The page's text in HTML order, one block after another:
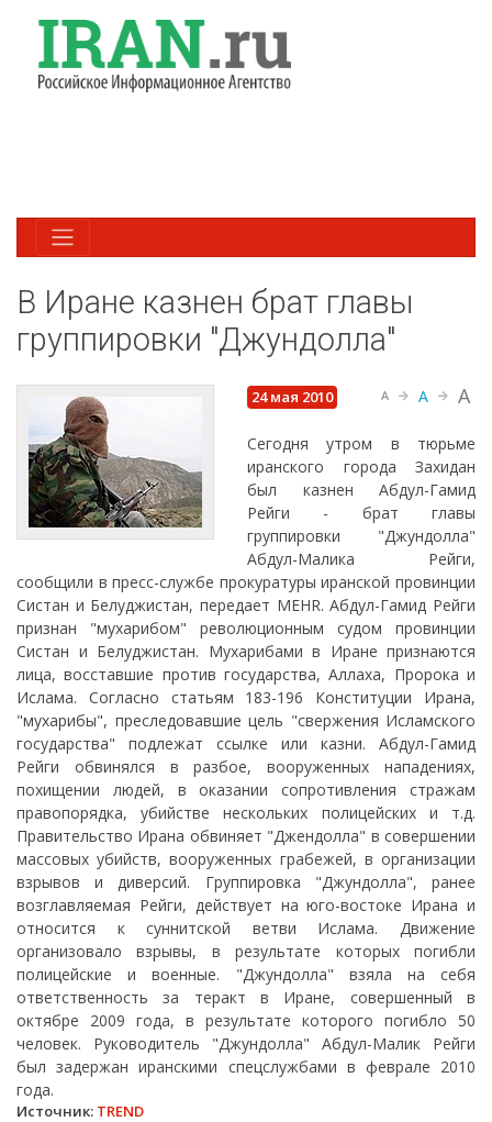
В Иране казнен брат главы
группировки "Джундолла"
24 мая 2010 A A A
Сегодня утром в тюрьме
иранского города Захидан
был казнен Абдул-Гамид
Рейги - брат главы
группировки "Джундолла"
Абдул-Малика Рейги,
сообщили в пресс-службе прокуратуры иранской провинции
Систан и Белуджистан, передает MEHR. Абдул-Гамид Рейги
признан "мухарибом" революционным судом провинции
Систан и Белуджистан. Мухарибами в Иране признаются
лица, восставшие против государства, Аллаха, Пророка и
Ислама. Согласно статьям 183-196 Конституции Ирана,
"мухарибы", преследовавшие цель "свержения Исламского
государства" подлежат ссылке или казни. Абдул-Гамид
Рейги обвинялся в разбое, вооруженных нападениях,
похищении людей, в оказании сопротивления стражам
правопорядка, убийстве нескольких полицейских и т.д.
Правительство Ирана обвиняет "Джeндолла" в совершении
массовых убийств, вооруженных грабежей, в организации
взрывов и диверсий. Группировка "Джундолла", ранее
возглавляемая Рейги, действует на юго-востоке Ирана и
относится к суннитской ветви Ислама. Движение
организовало взрывы, в результате которых погибли
полицейские и военные. "Джундолла" взяла на себя
ответственность за теракт в Иране, совершенный в
октябре 2009 года, в результате которого погибло 50
человек. Руководитель "Джундолла" Абдул-Малик Рейги
был задержан иранскими спецслужбами в феврале 2010
года.
Источник: TREND